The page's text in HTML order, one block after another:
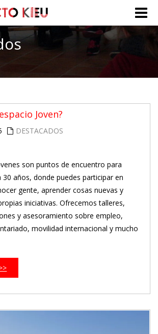
Toggle
Joven?
DESTACADOS
son puntos de encuentro para
30 años, donde puedes participar en
gente, aprender cosas nuevas y
iniciativas. Ofrecemos talleres,
y asesoramiento sobre empleo,
movilidad internacional y mucho